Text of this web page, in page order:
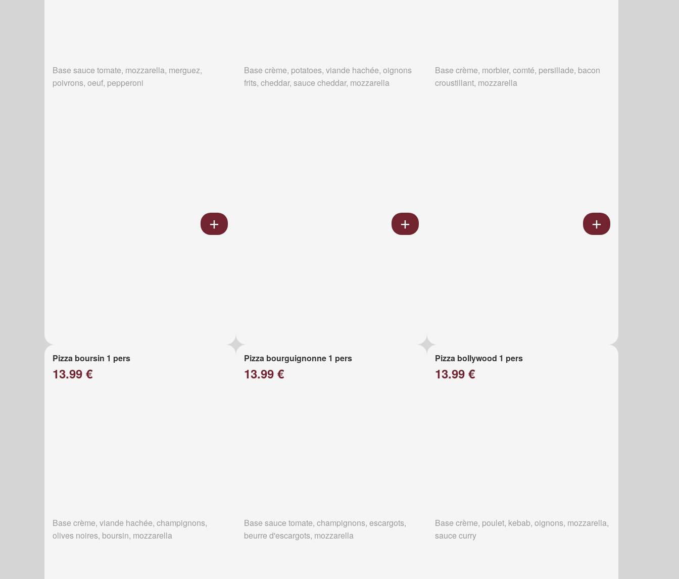
Base sauce tomate, mozzarella, merguez,
poivrons, oeuf, pepperoni
Base crème, potatoes, viande hachée, oignons
frits, cheddar, sauce cheddar, mozzarella
Base crème, morbier, comté, persillade, bacon
croustillant, mozzarella
Pizza boursin 1 pers
13.99 €
Base crème, viande hachée, champignons,
olives noires, boursin, mozzarella
Pizza bourguignonne 1 pers
13.99 €
Base sauce tomate, champignons, escargots,
beurre d'escargots, mozzarella
Pizza bollywood 1 pers
13.99 €
Base crème, poulet, kebab, oignons, mozzarella,
sauce curry